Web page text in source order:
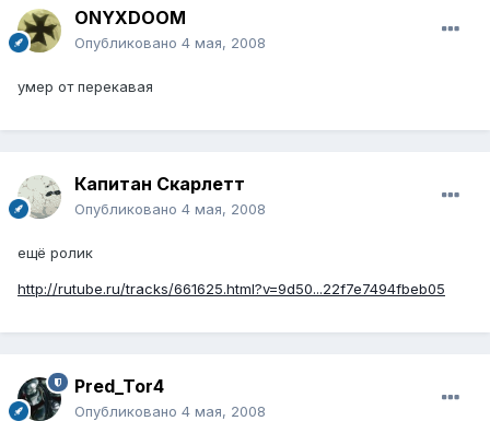
ONYXDOOM
Опубликовано 4 мая, 2008
умер от перекавая
Капитан Скарлетт
Опубликовано 4 мая, 2008
ещё ролик
http://rutube.ru/tracks/661625.html?v=9d50...22f7e7494fbeb05
Pred_Tor4
Опубликовано 4 мая, 2008